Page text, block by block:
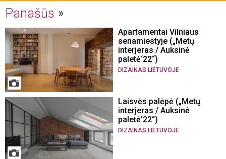
Panašūs
Apartamentai Vilniaus
senamiestyje („Metų
interjeras / Auksinė
paletė‘22“)
DIZAINAS LIETUVOJE
Laisvės palėpė („Metų
interjeras / Auksinė
paletė‘22“)
DIZAINAS LIETUVOJE